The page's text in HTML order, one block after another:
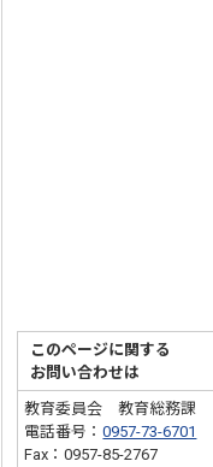
このページに関する
お問い合わせは
教育委員会 教育総務課
電話番号：0957-73-6701
Fax：0957-85-2767